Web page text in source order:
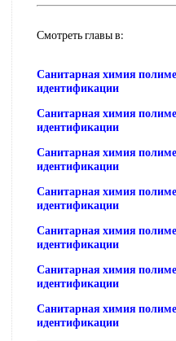
Смотреть главы в:
Санитарная химия
идентификации
Санитарная химия
идентификации
Санитарная химия
идентификации
Санитарная химия
идентификации
Санитарная химия
идентификации
Санитарная химия
идентификации
Санитарная химия
идентификации